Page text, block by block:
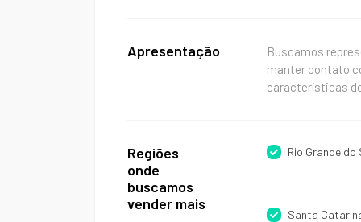
Apresentação
Buscamos
manter contato
características
Regiões
onde
buscamos
vender mais
Rio Grande do
Santa